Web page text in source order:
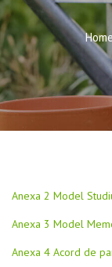
Home
Anexa 2 Model
Anexa 3 Model
Anexa 4 Acord de